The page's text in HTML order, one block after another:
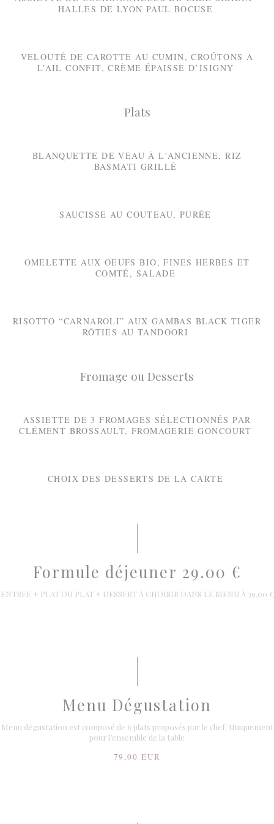
HALLES DE LYON PAUL BOCUSE
VELOUTÉ DE CAROTTE AU CUMIN, CROÛTONS À
L’AIL CONFIT, CRÈME ÉPAISSE D’ISIGNY
Plats
BLANQUETTE DE VEAU À L'ANCIENNE, RIZ
BASMATI GRILLÉ
SAUCISSE AU COUTEAU, PURÉE
OMELETTE AUX OEUFS BIO, FINES HERBES ET
COMTÉ, SALADE
RISOTTO “CARNAROLI” AUX GAMBAS BLACK TIGER
RÔTIES AU TANDOORI
Fromage ou Desserts
ASSIETTE DE 3 FROMAGES SÉLECTIONNÉS PAR
CLÉMENT BROSSAULT, FROMAGERIE GONCOURT
CHOIX DES DESSERTS DE LA CARTE
Formule déjeuner 29.00 €
ENTREE + PLAT OU PLAT + DESSERT À CHOISIR DANS LE MENU À 39.00 €
Menu Dégustation
Menu dégustation est composé de 6 plats proposés par le chef. Uniquement
pour l’ensemble de la table
79,00 EUR